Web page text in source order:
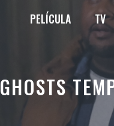
PELÍCULA TV
GHOSTS